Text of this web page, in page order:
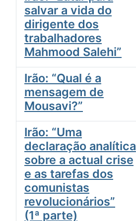
salvar a vida do
dirigente dos
trabalhadores
Mahmood Salehi”
Irão: “Qual é a
mensagem de
Mousavi?”
Irão: “Uma
declaração analítica
sobre a actual crise
e as tarefas dos
comunistas
revolucionários”
(1ª parte)